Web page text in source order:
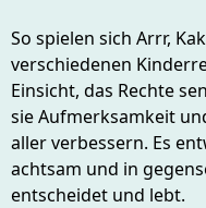
So spielen sich Arrr,
verschiedenen
Einsicht, das Rechte
sie Aufmerksamkeit
aller verbessern. Es
achtsam und in
entscheidet und lebt.